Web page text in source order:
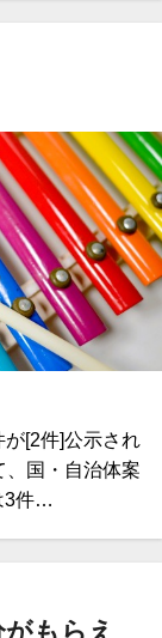
[2件]公示され
、国・自治体案
3件…
もらえ